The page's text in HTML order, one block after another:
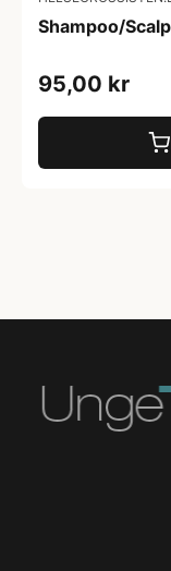
Shampoo/
95,00 kr